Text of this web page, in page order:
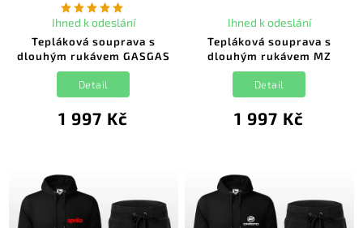
Tepláková souprava s
dlouhým rukávem GASGAS
Ihned k odeslání
1 997 Kč
Detail
Tepláková souprava s
dlouhým rukávem MZ
Ihned k odeslání
1 997 Kč
Detail